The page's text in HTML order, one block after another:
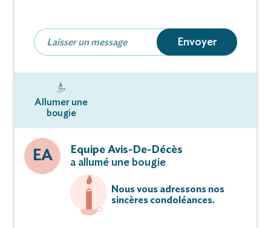
Envoyer
Allumer une
bougie
EA
Equipe Avis-De-Décès
a allumé une bougie
Nous vous adressons nos
sincères condoléances.